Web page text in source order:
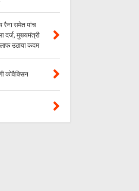
रैना समेत पांच
दर्ज, मुख्यमंत्री
उठाया कदम
कोवैक्सिन